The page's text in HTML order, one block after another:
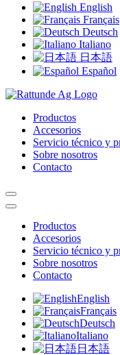
English
Français
Deutsch
Italiano
日本語
Español
Productos
Accesorios
Servicio técnico y
Sobre nosotros
Contacto
Productos
Accesorios
Servicio técnico y
Sobre nosotros
Contacto
English
Français
Deutsch
Italiano
日本語